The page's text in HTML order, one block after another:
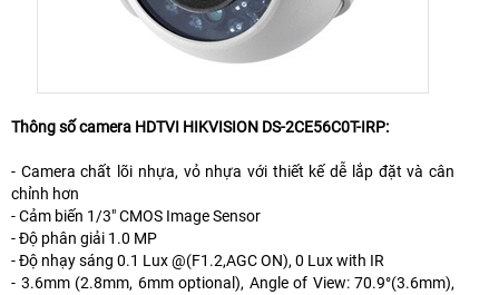
Thông số camera HDTVI HIKVISION DS-2CE56C0T-IRP:
- Camera chất lõi nhựa, vỏ nhựa với thiết kế dễ lắp đặt và cân
chỉnh hơn
- Cảm biến 1/3" CMOS Image Sensor
- Độ phân giải 1.0 MP
- Độ nhạy sáng 0.1 Lux @(F1.2,AGC ON), 0 Lux with IR
- 3.6mm (2.8mm, 6mm optional), Angle of View: 70.9°(3.6mm),